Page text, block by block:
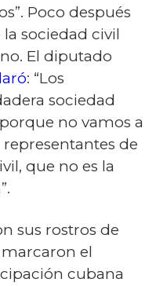
Poco después
sociedad civil
El diputado
: “Los
sociedad
no vamos a
de
que no es la
sus rostros de
el
cubana